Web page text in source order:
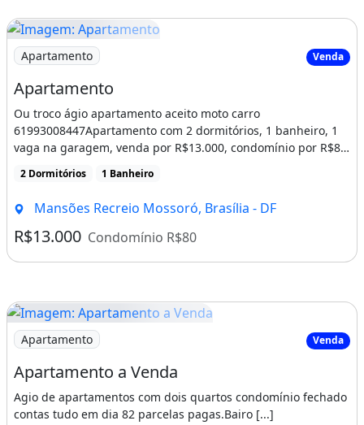
Imagem: Apartamento
Apartamento Venda
Apartamento
Ou troco ágio apartamento aceito moto carro
61993008447Apartamento com 2 dormitórios, 1 banheiro, 1
vaga na garagem, venda por R$13.000, condomínio por R$80,
2 Dormitórios 1 Banheiro
Mansões Recreio Mossoró, Brasília - DF
R$13.000 Condomínio R$80
Imagem: Apartamento a Venda
Apartamento Venda
Apartamento a Venda
Agio de apartamentos com dois quartos condomínio fechado
contas tudo em dia 82 parcelas pagas.Bairo [...]